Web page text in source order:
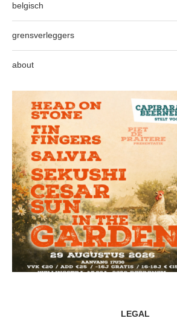
belgisch
grensverleggers
about
LEGAL